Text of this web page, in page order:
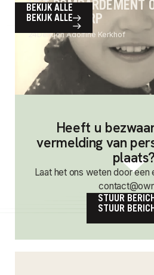
HET BOMBARDEMENT
WESTENDORP
24Derkjen Adolfine Kerkhof
BEKIJK ALLE
BEKIJK ALLE
Heeft u
vermelding van
plaats?
Laat het ons weten door een
STUUR
STUUR